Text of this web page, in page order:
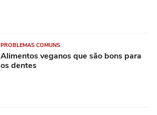
PROBLEMAS COMUNS
Alimentos veganos que são bons para
os dentes